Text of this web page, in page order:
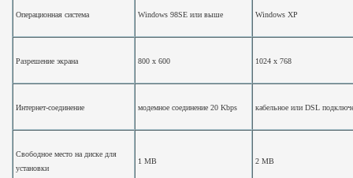
Операционная система Windows 98SE или выше Windows XP
Разрешение экрана 800 x 600 1024 x 768
Интернет-соединение модемное соединение 20 Kbps кабельное или DSL
Свободное место на диске для
установки
1 MB 2 MB